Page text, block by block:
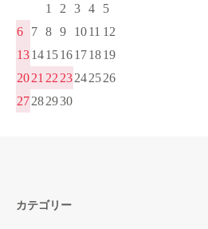
1
2 3 4
5
6
7 8 9 1011 12
13141516171819
2021 22 23242526
27282930
カテゴリー